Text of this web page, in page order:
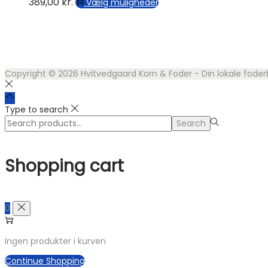
kan
vælges
Copyright © 2026 Hvitvedgaard Korn & Foder - Din lokale
Type to search
Search
for:>
Search
Shopping cart
0
Ingen produkter i kurven
Continue Shopping